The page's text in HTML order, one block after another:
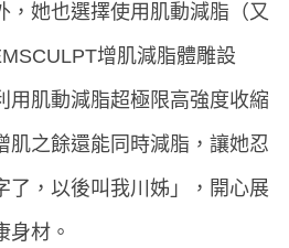
，她也選擇使用肌動減脂（又
增肌減脂體雕設
用肌動減脂超極限高強度收縮
肌之餘還能同時減脂，讓她忍
了，以後叫我川姊」，開心展
身材。